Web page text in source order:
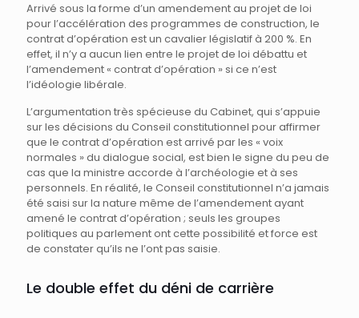
Arrivé sous la forme d’un amendement au projet de loi
pour l’accélération des programmes de construction, le
contrat d’opération est un cavalier législatif à 200 %. En
effet, il n’y a aucun lien entre le projet de loi débattu et
l’amendement « contrat d’opération » si ce n’est
l’idéologie libérale.
L’argumentation très spécieuse du Cabinet, qui s’appuie
sur les décisions du Conseil constitutionnel pour affirmer
que le contrat d’opération est arrivé par les « voix
normales » du dialogue social, est bien le signe du peu de
cas que la ministre accorde à l’archéologie et à ses
personnels. En réalité, le Conseil constitutionnel n’a jamais
été saisi sur la nature même de l’amendement ayant
amené le contrat d’opération ; seuls les groupes
politiques au parlement ont cette possibilité et force est
de constater qu’ils ne l’ont pas saisie.
Le double effet du déni de carrière